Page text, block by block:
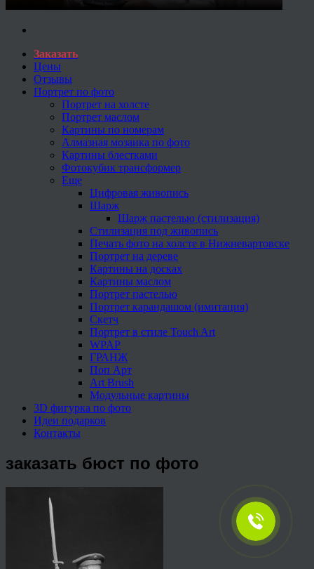
Заказать
Цены
Отзывы
Портрет по фото
Портрет на холсте
Портрет маслом
Картины по номерам
Алмазная мозаика по фото
Картины блестками
Фотокубик трансформер
Еще
Цифровая живопись
Шарж
Шарж пастелью (стилизация)
Стилизация под живопись
Печать фото на холсте в Нижневартовске
Портрет на дереве
Картины на досках
Картины маслом
Портрет пастелью
Портрет карандашом (имитация)
Скетч
Портрет в стиле Touch Art
WPAP
ГРАНЖ
Поп Арт
Art Brush
Модульные картины
3D фигурка по фото
Идеи подарков
Контакты
заказать бюст по фото